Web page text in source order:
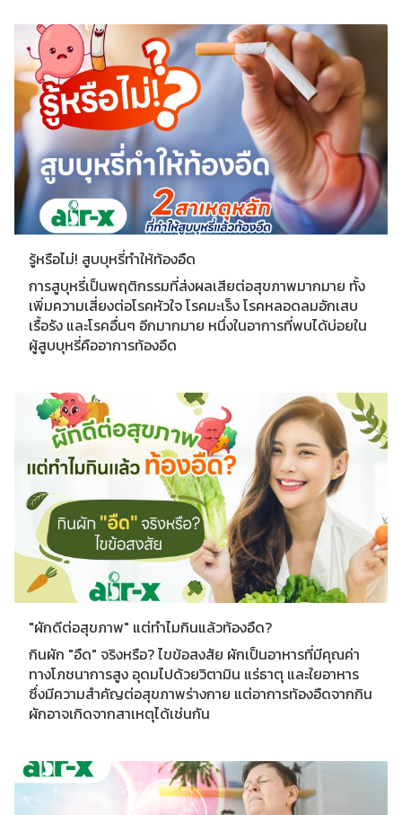
รู้หรือไม่! สูบบุหรี่ทำให้ท้องอืด
การสูบุหรี่เป็นพฤติกรรมที่ส่งผลเสียต่อสุขภาพมากมาย ทั้ง
เพิ่มความเสี่ยงต่อโรคหัวใจ โรคมะเร็ง โรคหลอดลมอักเสบ
เรื้อรัง และโรคอื่นๆ อีกมากมาย หนึ่งในอาการที่พบได้บ่อยใน
ผู้สูบบุหรี่คืออาการท้องอืด
"ผักดีต่อสุขภาพ" แต่ทำไมกินแล้วท้องอืด?
กินผัก "อืด" จริงหรือ? ไขข้อสงสัย ผักเป็นอาหารที่มีคุณค่า
ทางโภชนาการสูง อุดมไปด้วยวิตามิน แร่ธาตุ และใยอาหาร
ซึ่งมีความสำคัญต่อสุขภาพร่างกาย แต่อาการท้องอืดจากกิน
ผักอาจเกิดจากสาเหตุได้เช่นกัน